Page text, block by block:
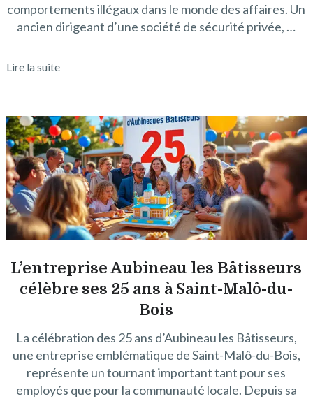
comportements illégaux dans le monde des affaires. Un
ancien dirigeant d’une société de sécurité privée, …
Lire la suite
L’entreprise Aubineau les Bâtisseurs
célèbre ses 25 ans à Saint-Malô-du-
Bois
La célébration des 25 ans d’Aubineau les Bâtisseurs,
une entreprise emblématique de Saint-Malô-du-Bois,
représente un tournant important tant pour ses
employés que pour la communauté locale. Depuis sa